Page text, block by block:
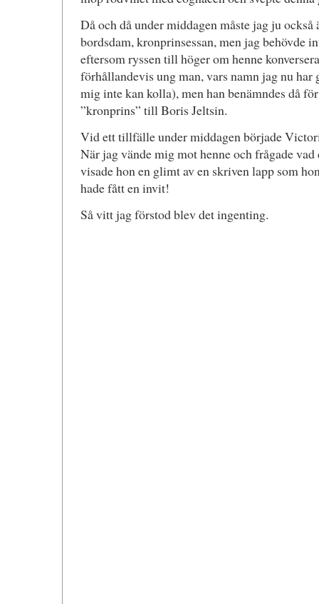
Då och då under middagen måste jag ju
bordsdam, kronprinsessan, men jag behövde
eftersom ryssen till höger om henne
förhållandevis ung man, vars namn jag nu
mig inte kan kolla), men han benämndes då
”kronprins” till Boris Jeltsin.
Vid ett tillfälle under middagen började
När jag vände mig mot henne och frågade
visade hon en glimt av en skriven lapp som
hade fått en invit!
Så vitt jag förstod blev det ingenting.